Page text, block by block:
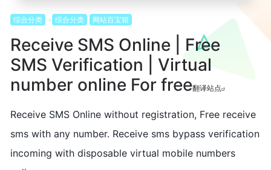
综合分类 综合分类 网站百宝箱
Receive SMS Online | Free
SMS Verification | Virtual
number online For free翻译站点
Receive SMS Online without registration, Free receive
sms with any number. Receive sms bypass verification
incoming with disposable virtual mobile numbers